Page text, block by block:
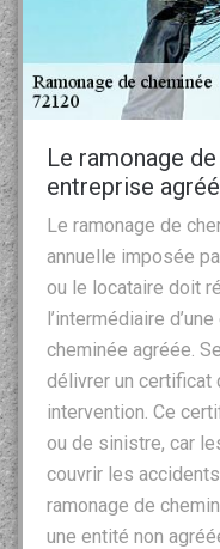
Le ramonage
entreprise
Le ramonage de
annuelle imposée
ou le locataire doit
l’intermédiaire
cheminée agréée.
délivrer un certificat
intervention. Ce
ou de sinistre, car
couvrir les
ramonage de
une entité non